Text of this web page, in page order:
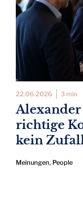
22.06.2026 3 min
richtige
kein
Meinungen, People